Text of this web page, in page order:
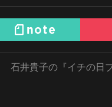
石井貴子の『イチの日